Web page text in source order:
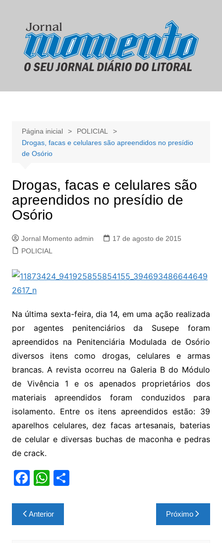
conteúdo
Página inicial
POLICIAL
Drogas, facas e celulares são apreendidos no presídio
de Osório
Drogas, facas e celulares são
apreendidos no presídio de
Osório
Jornal Momento admin
17 de agosto de 2015
POLICIAL
Na última sexta-feira, dia 14, em uma ação realizada
por agentes penitenciários da Susepe foram
apreendidos na Penitenciária Modulada de Osório
diversos itens como drogas, celulares e armas
brancas. A revista ocorreu na Galeria B do Módulo
de Vivência 1 e os apenados proprietários dos
materiais apreendidos foram conduzidos para
isolamento. Entre os itens apreendidos estão: 39
aparelhos celulares, dez facas artesanais, baterias
de celular e diversas buchas de maconha e pedras
de crack.
F
c
e
W
at
s
S
Navegação
de
Anterior Próximo